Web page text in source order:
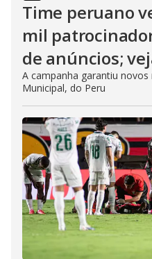
Time peruano
mil
de anúncios;
A campanha garantiu
Municipal, do Peru